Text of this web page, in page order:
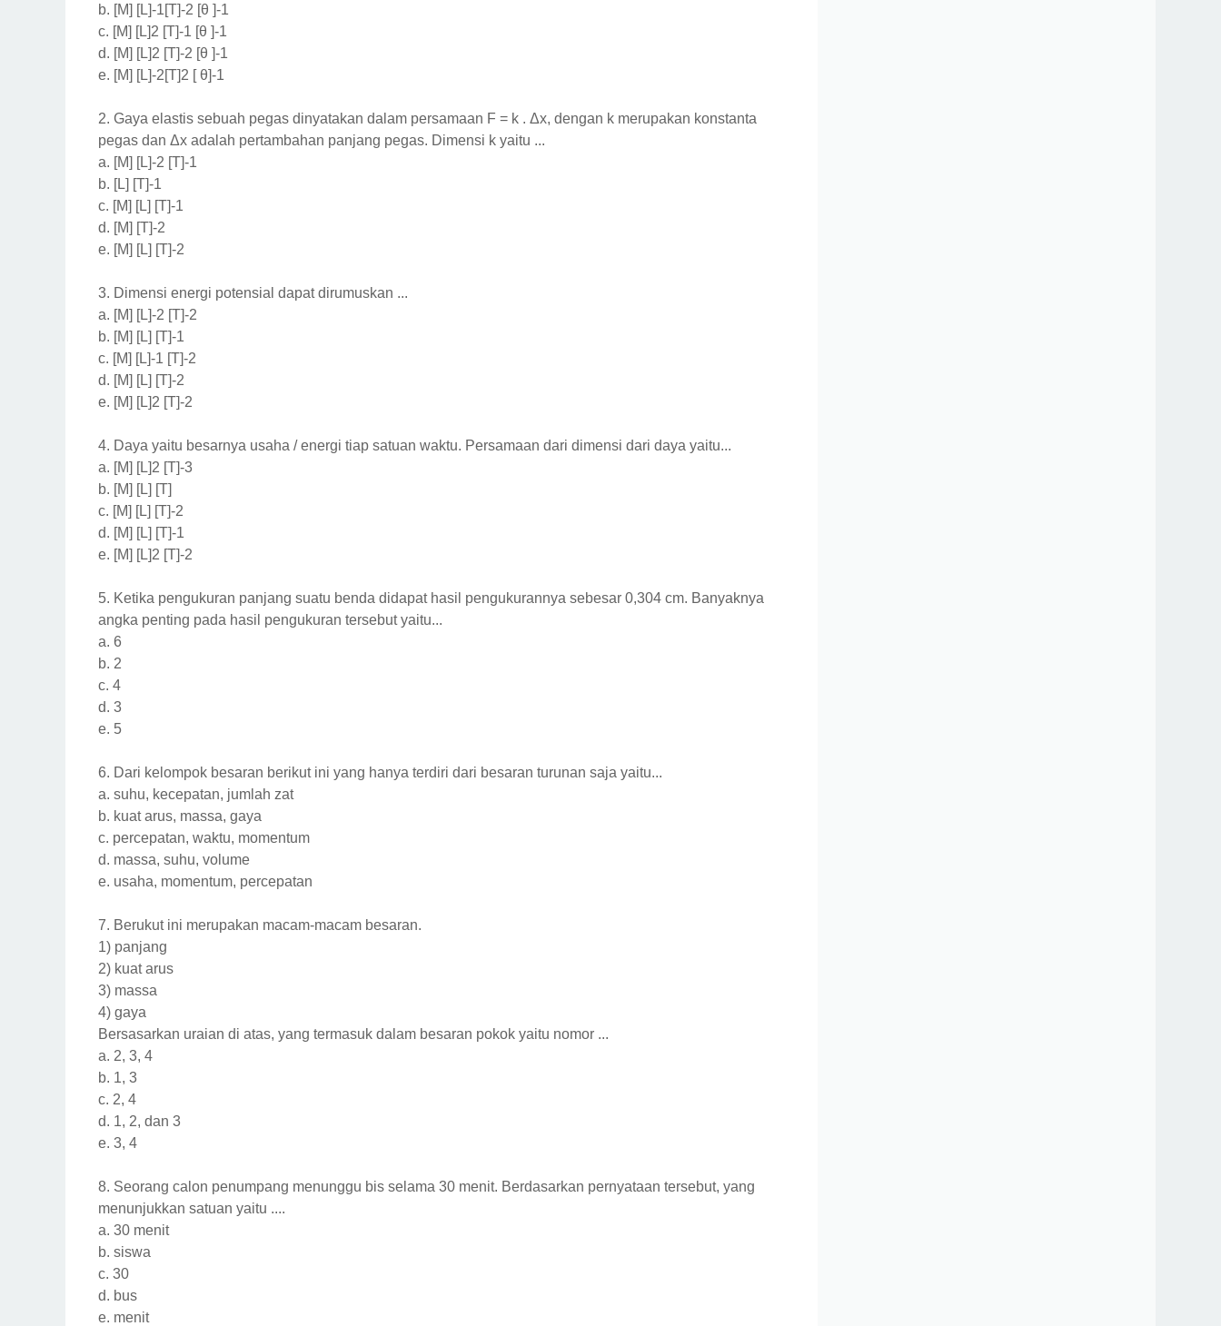
b. [M] [L]-1[T]-2 [θ ]-1
c. [M] [L]2 [T]-1 [θ ]-1
d. [M] [L]2 [T]-2 [θ ]-1
e. [M] [L]-2[T]2 [ θ]-1
2. Gaya elastis sebuah pegas dinyatakan dalam persamaan F = k . Δx, dengan k merupakan konstanta
pegas dan Δx adalah pertambahan panjang pegas. Dimensi k yaitu ...
a. [M] [L]-2 [T]-1
b. [L] [T]-1
c. [M] [L] [T]-1
d. [M] [T]-2
e. [M] [L] [T]-2
3. Dimensi energi potensial dapat dirumuskan ...
a. [M] [L]-2 [T]-2
b. [M] [L] [T]-1
c. [M] [L]-1 [T]-2
d. [M] [L] [T]-2
e. [M] [L]2 [T]-2
4. Daya yaitu besarnya usaha / energi tiap satuan waktu. Persamaan dari dimensi dari daya yaitu...
a. [M] [L]2 [T]-3
b. [M] [L] [T]
c. [M] [L] [T]-2
d. [M] [L] [T]-1
e. [M] [L]2 [T]-2
5. Ketika pengukuran panjang suatu benda didapat hasil pengukurannya sebesar 0,304 cm. Banyaknya
angka penting pada hasil pengukuran tersebut yaitu...
a. 6
b. 2
c. 4
d. 3
e. 5
6. Dari kelompok besaran berikut ini yang hanya terdiri dari besaran turunan saja yaitu...
a. suhu, kecepatan, jumlah zat
b. kuat arus, massa, gaya
c. percepatan, waktu, momentum
d. massa, suhu, volume
e. usaha, momentum, percepatan
7. Berukut ini merupakan macam-macam besaran.
1) panjang
2) kuat arus
3) massa
4) gaya
Bersasarkan uraian di atas, yang termasuk dalam besaran pokok yaitu nomor ...
a. 2, 3, 4
b. 1, 3
c. 2, 4
d. 1, 2, dan 3
e. 3, 4
8. Seorang calon penumpang menunggu bis selama 30 menit. Berdasarkan pernyataan tersebut, yang
menunjukkan satuan yaitu ....
a. 30 menit
b. siswa
c. 30
d. bus
e. menit